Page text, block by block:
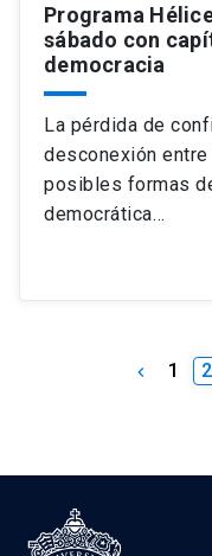
Programa
sábado con
democracia
La pérdida de
desconexión
posibles formas
democrática…
keyboard_arrow_left 1 2